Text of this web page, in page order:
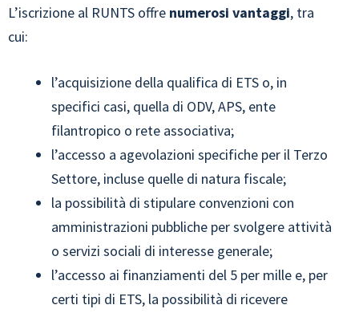
L’iscrizione al RUNTS offre numerosi vantaggi, tra
cui:
l’acquisizione della qualifica di ETS o, in
specifici casi, quella di ODV, APS, ente
filantropico o rete associativa;
l’accesso a agevolazioni specifiche per il Terzo
Settore, incluse quelle di natura fiscale;
la possibilità di stipulare convenzioni con
amministrazioni pubbliche per svolgere attività
o servizi sociali di interesse generale;
l’accesso ai finanziamenti del 5 per mille e, per
certi tipi di ETS, la possibilità di ricevere